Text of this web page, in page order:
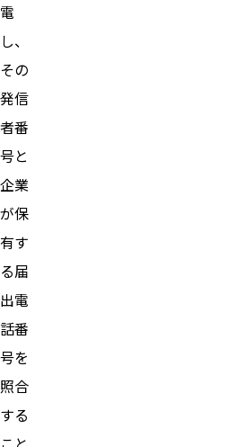
電
し、
その
発信
者番
号と
企業
が保
有す
る届
出電
話番
号を
照合
する